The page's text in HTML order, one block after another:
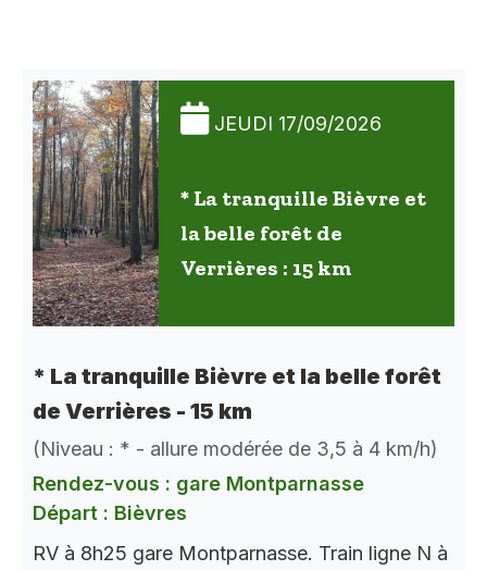
JEUDI 17/09/2026
* La tranquille Bièvre et
la belle forêt de
Verrières : 15 km
* La tranquille Bièvre et la belle forêt
de Verrières - 15 km
(Niveau : * - allure modérée de 3,5 à 4 km/h)
Rendez-vous : gare Montparnasse
Départ : Bièvres
RV à 8h25 gare Montparnasse. Train ligne N à